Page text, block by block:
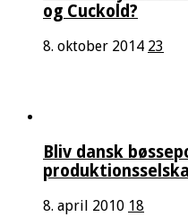
og Cuckold?
8. oktober 2014 23
Bliv dansk
8. april 2010 18